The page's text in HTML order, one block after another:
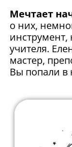
Мечтает
о них,
инструмент,
учителя.
мастер,
Вы попали в